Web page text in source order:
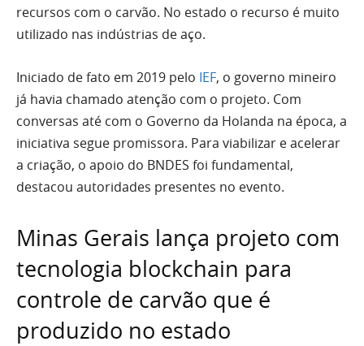
recursos com o carvão. No estado o recurso é muito
utilizado nas indústrias de aço.
Iniciado de fato em 2019 pelo IEF, o governo mineiro
já havia chamado atenção com o projeto. Com
conversas até com o Governo da Holanda na época, a
iniciativa segue promissora. Para viabilizar e acelerar
a criação, o apoio do BNDES foi fundamental,
destacou autoridades presentes no evento.
Minas Gerais lança projeto com
tecnologia blockchain para
controle de carvão que é
produzido no estado